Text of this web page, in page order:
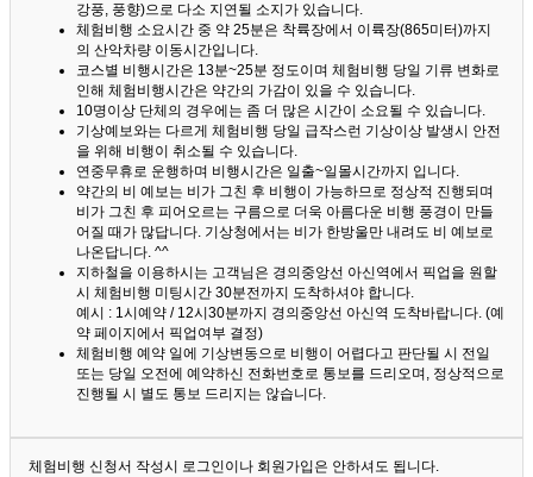
강풍, 풍향)으로 다소 지연될 소지가 있습니다.
체험비행 소요시간 중 약 25분은 착륙장에서 이륙장(865미터)까지
의 산악차량 이동시간입니다.
코스별 비행시간은 13분~25분 정도이며 체험비행 당일 기류 변화로
인해 체험비행시간은 약간의 가감이 있을 수 있습니다.
10명이상 단체의 경우에는 좀 더 많은 시간이 소요될 수 있습니다.
기상예보와는 다르게 체험비행 당일 급작스런 기상이상 발생시 안전
을 위해 비행이 취소될 수 있습니다.
연중무휴로 운행하며 비행시간은 일출~일몰시간까지 입니다.
약간의 비 예보는 비가 그친 후 비행이 가능하므로 정상적 진행되며
비가 그친 후 피어오르는 구름으로 더욱 아름다운 비행 풍경이 만들
어질 때가 많답니다. 기상청에서는 비가 한방울만 내려도 비 예보로
나온답니다. ^^
지하철을 이용하시는 고객님은 경의중앙선 아신역에서 픽업을 원할
시 체험비행 미팅시간 30분전까지 도착하셔야 합니다.
예시 : 1시예약 / 12시30분까지 경의중앙선 아신역 도착바랍니다. (예
약 페이지에서 픽업여부 결정)
체험비행 예약 일에 기상변동으로 비행이 어렵다고 판단될 시 전일
또는 당일 오전에 예약하신 전화번호로 통보를 드리오며, 정상적으로
진행될 시 별도 통보 드리지는 않습니다.
체험비행 신청서 작성시 로그인이나 회원가입은 안하셔도 됩니다.